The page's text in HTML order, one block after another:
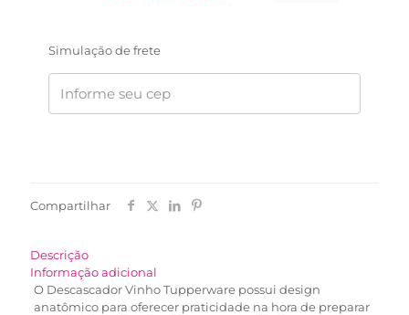
Simulação de frete
Compartilhar
Descrição
Informação adicional
O Descascador Vinho Tupperware possui design
anatômico para oferecer praticidade na hora de preparar